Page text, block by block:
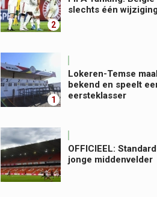
2
slechts één
1
Lokeren-Temse
bekend en speelt
eersteklasser
OFFICIEEL:
jonge middenvelder